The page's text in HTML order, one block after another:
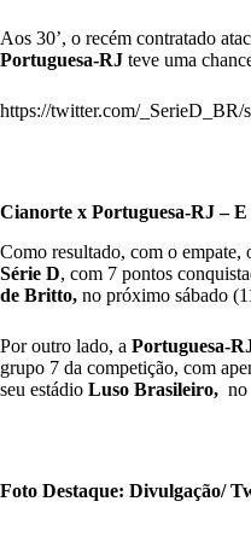
Aos 30’, o recém contratado
Portuguesa-RJ teve uma
https://twitter.com/
Cianorte x Portuguesa-RJ – E
Como resultado, com o empate,
Série D, com 7 pontos
de Britto, no próximo sábado
Por outro lado, a Portuguesa-
grupo 7 da competição, com
seu estádio Luso Brasileiro, no
Foto Destaque: Divulgação/